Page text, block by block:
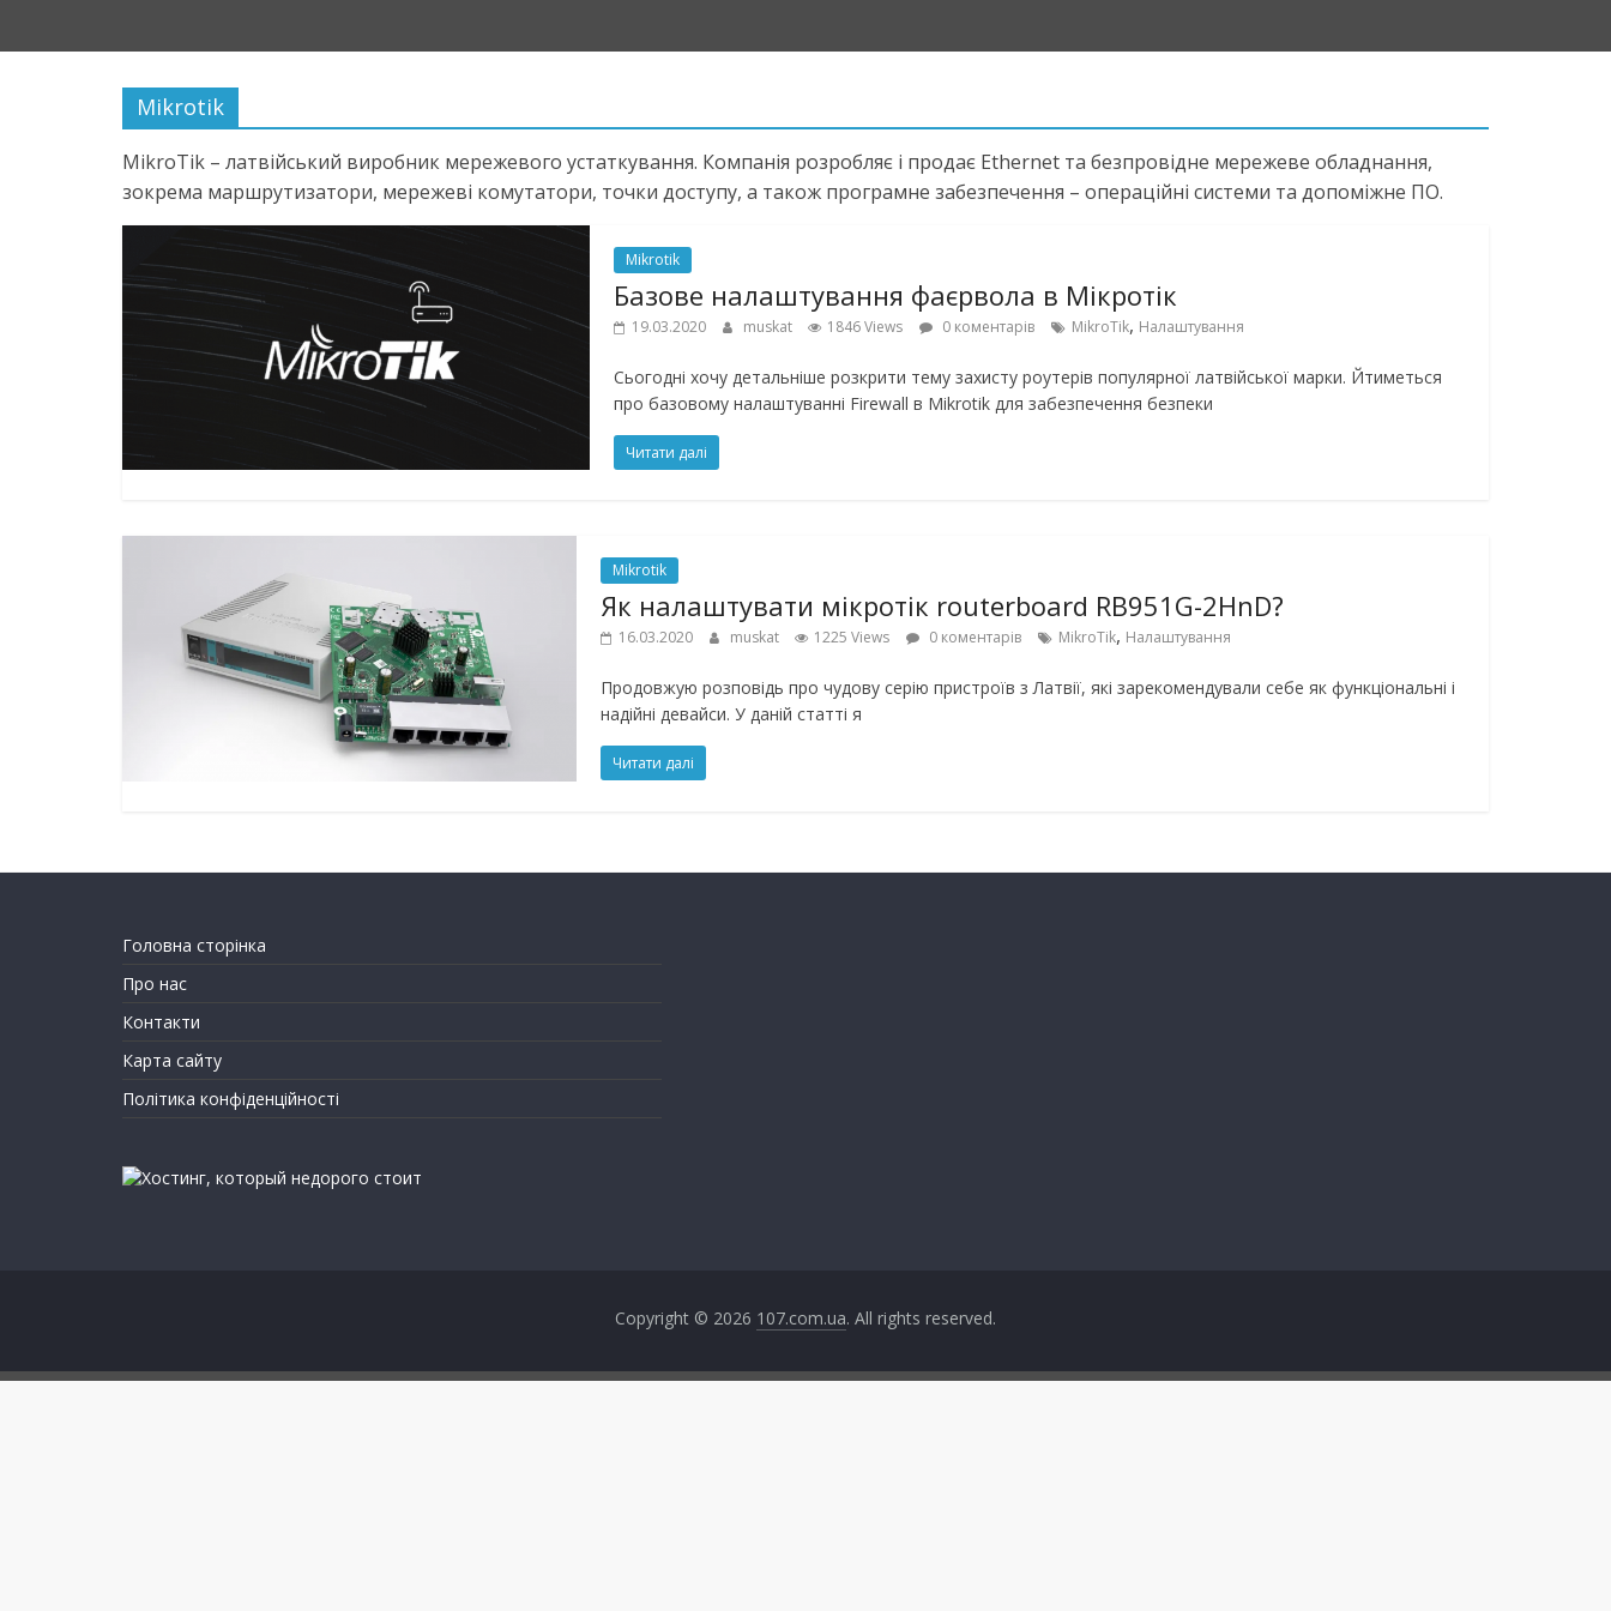
Mikrotik
MikroTik – латвійський виробник мережевого устаткування. Компанія розробляє і продає Ethernet та безпровідне мережеве обладнання,
зокрема маршрутизатори, мережеві комутатори, точки доступу, а також програмне забезпечення – операційні системи та допоміжне ПО.
Mikrotik
Базове налаштування фаєрвола в Мікротік
19.03.2020 muskat 1846 Views 0 коментарів MikroTik, Налаштування
Сьогодні хочу детальніше розкрити тему захисту роутерів популярної латвійської марки. Йтиметься
про базовому налаштуванні Firewall в Mikrotik для забезпечення безпеки
Читати далі
Mikrotik
Як налаштувати мікротік routerboard RB951G-2HnD?
16.03.2020 muskat 1225 Views 0 коментарів MikroTik, Налаштування
Продовжую розповідь про чудову серію пристроїв з Латвії, які зарекомендували себе як функціональні і
надійні девайси. У даній статті я
Читати далі
Головна сторінка
Про нас
Контакти
Карта сайту
Політика конфіденційності
Copyright © 2026 107.com.ua. All rights reserved.